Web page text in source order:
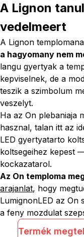
A Lignon
vedelmeert
A Lignon
a hagyomany nem
langu gyertyak a
kepviselnek, de a
teszik a szimbolum
veszelyt.
Ha az On plebaniaja
hasznal, talan itt az
LED gyertyatarto
koltsegeihez kepest
kockazatarol.
Az On temploma
arajanlat, hogy
LumignonLED az On
a feny mozdulat
Termék